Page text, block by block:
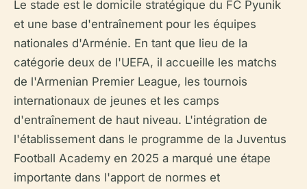
Le stade est le domicile stratégique du FC Pyunik
et une base d'entraînement pour les équipes
nationales d'Arménie. En tant que lieu de la
catégorie deux de l'UEFA, il accueille les matchs
de l'Armenian Premier League, les tournois
internationaux de jeunes et les camps
d'entraînement de haut niveau. L'intégration de
l'établissement dans le programme de la Juventus
Football Academy en 2025 a marqué une étape
importante dans l'apport de normes et